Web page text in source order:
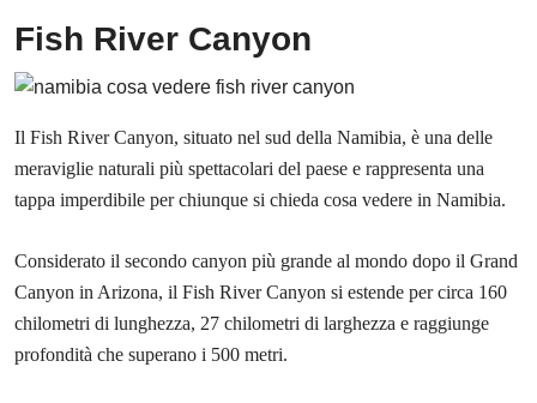
Fish River Canyon
Il Fish River Canyon, situato nel sud della Namibia, è una delle
meraviglie naturali più spettacolari del paese e rappresenta una
tappa imperdibile per chiunque si chieda cosa vedere in Namibia.
Considerato il secondo canyon più grande al mondo dopo il Grand
Canyon in Arizona, il Fish River Canyon si estende per circa 160
chilometri di lunghezza, 27 chilometri di larghezza e raggiunge
profondità che superano i 500 metri.